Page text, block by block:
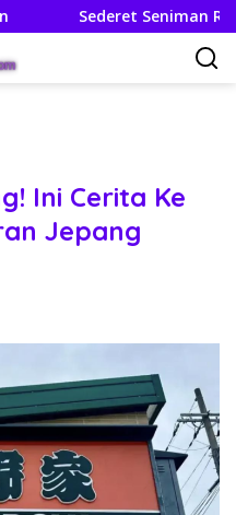
Sederet Seniman Ramaikan
Ini Cerita Ke
Jepang